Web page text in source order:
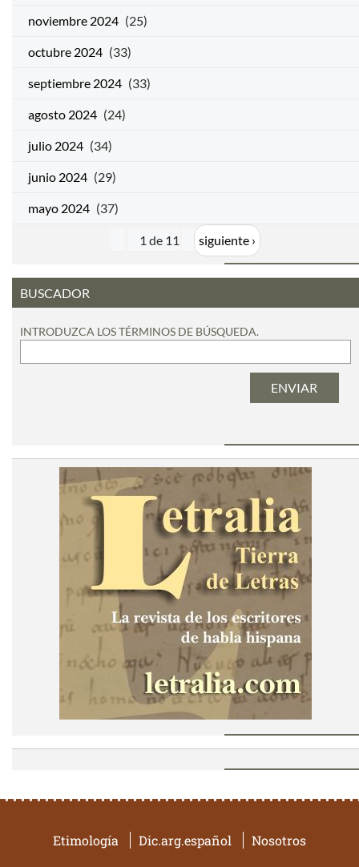
noviembre 2024 (25)
octubre 2024 (33)
septiembre 2024 (33)
agosto 2024 (24)
julio 2024 (34)
junio 2024 (29)
mayo 2024 (37)
1 de 11 siguiente ›
BUSCADOR
INTRODUZCA LOS TÉRMINOS DE BÚSQUEDA.
Etimología Dic.arg.español Nosotros